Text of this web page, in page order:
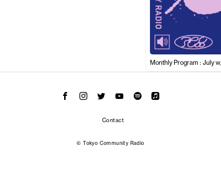
Monthly Program : July
Contact
© Tokyo Community Radio